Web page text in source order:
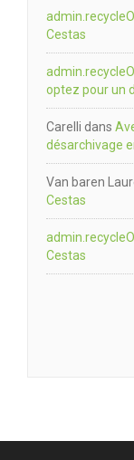
Cestas
optez pour un
Carelli dans
désarchivage
Van baren
Cestas
Cestas